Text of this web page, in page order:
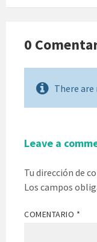
0
There
Leave a
Tu dirección de
Los campos
COMENTARIO *